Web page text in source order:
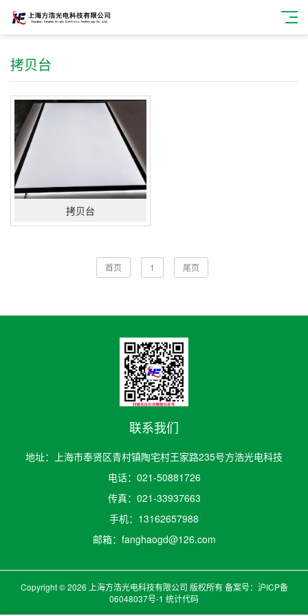
拷贝台
拷贝台
首页 1 尾页
联系我们
地址：上海市奉贤区青村镇陶宅村王家路235号方浩光电科技
电话：021-50881726
传真：021-33937663
手机：13162657988
邮箱：fanghaogd@126.com
Copyright © 2026 上海方浩光电科技有限公司 版权所有 备案号： 沪ICP备
06048037号-1 统计代码